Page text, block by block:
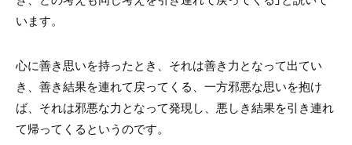
います。
心に善き思いを持ったとき、それは善き力となって出てい
き、善き結果を連れて戻ってくる、一方邪悪な思いを抱け
ば、それは邪悪な力となって発現し、悪しき結果を引き連れ
て帰ってくるというのです。